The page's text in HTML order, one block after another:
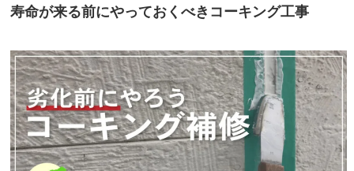
寿命が来る前にやっておくべきコーキング工事